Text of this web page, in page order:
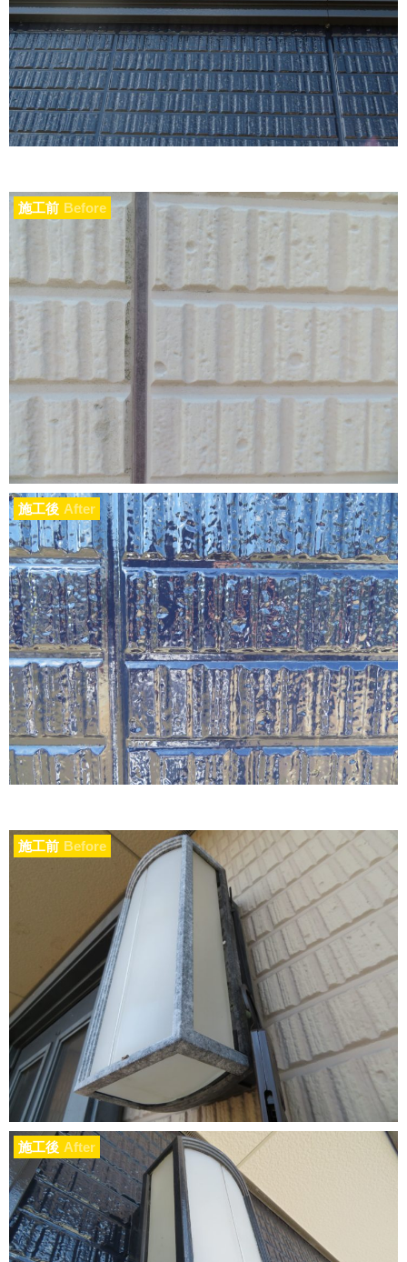
施工前 Before
施工後 After
施工前 Before
施工後 After